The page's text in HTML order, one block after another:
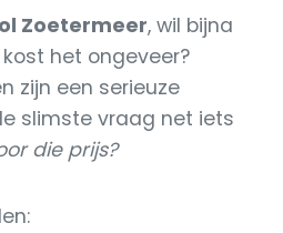
Zoetermeer, wil bijna
het ongeveer?
zijn een serieuze
slimste vraag net iets
die prijs?